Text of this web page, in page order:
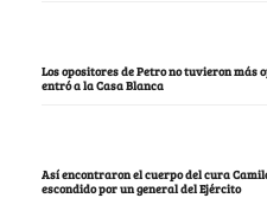
Los opositores de Petro no tuvieron
entró a la Casa Blanca
Así encontraron el cuerpo del cura
escondido por un general del Ejército